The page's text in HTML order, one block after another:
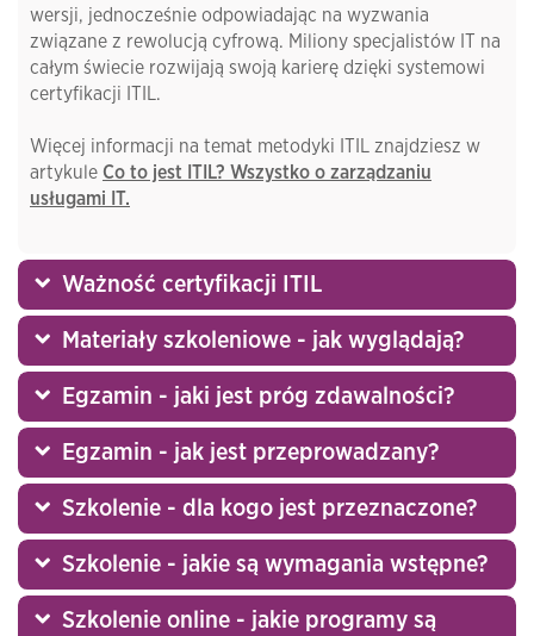
wersji, jednocześnie odpowiadając na wyzwania
związane z rewolucją cyfrową. Miliony specjalistów IT na
całym świecie rozwijają swoją karierę dzięki systemowi
certyfikacji ITIL.
Więcej informacji na temat metodyki ITIL znajdziesz w
artykule Co to jest ITIL? Wszystko o zarządzaniu
usługami IT.
Ważność certyfikacji ITIL
Materiały szkoleniowe - jak wyglądają?
Egzamin - jaki jest próg zdawalności?
Egzamin - jak jest przeprowadzany?
Szkolenie - dla kogo jest przeznaczone?
Szkolenie - jakie są wymagania wstępne?
Szkolenie online - jakie programy są